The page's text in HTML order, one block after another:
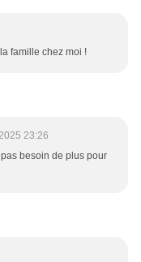
famille chez moi !
23:26
besoin de plus pour